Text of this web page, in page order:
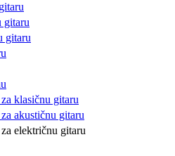
gitaru
gitaru
klasičnu gitaru
akustičnu gitaru
električnu gitaru